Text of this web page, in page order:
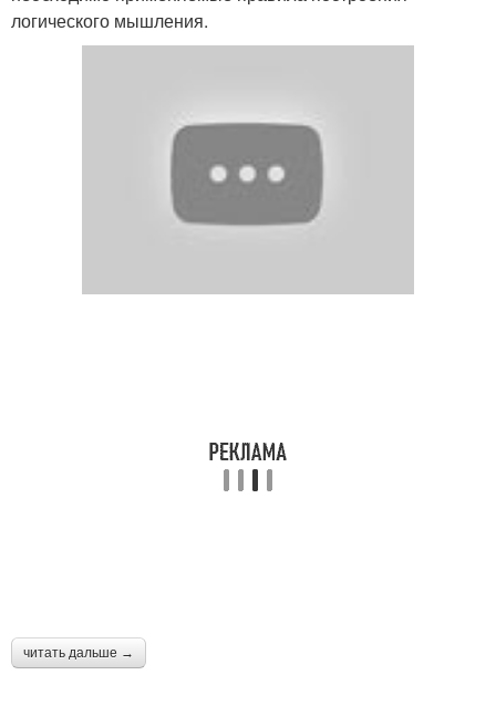
логического мышления.
читать дальше →